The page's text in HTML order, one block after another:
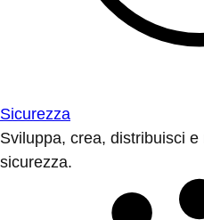
Sicurezza
Sviluppa, crea, distribuisci
sicurezza.